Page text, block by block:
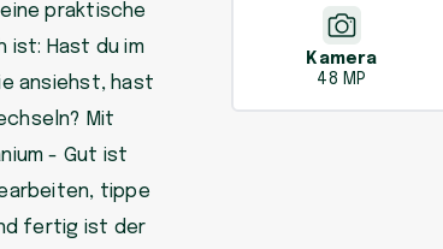
praktische
ist: Hast du im
ansiehst, hast
Mit
- Gut ist
tippe
fertig ist der
Kamera
48 MP